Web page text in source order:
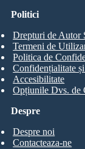
Despre
Despre noi
Contacteaza-ne
Politici
Drepturi de Autor
Termeni de
Politica de
Confidențialitate
Accesibilitate
Opțiunile Dvs. de